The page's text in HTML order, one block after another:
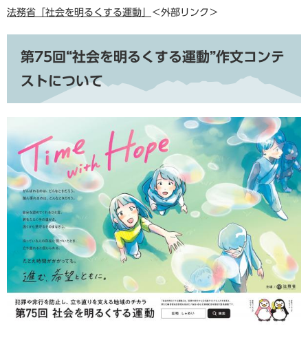
法務省「社会を明るくする運動」 ＜外部リンク＞
第75回“社会を明るくする運動”作文コンテ
ストについて